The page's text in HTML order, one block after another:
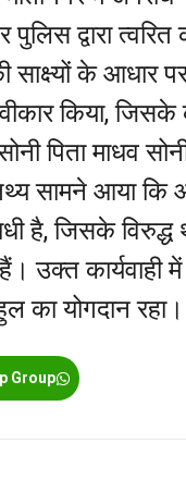
द्वारा त्वरित
के आधार
किया,
पिता माधव सोनी
सामने आया कि
जिसके विरुद्ध
उक्त कार्यवाही
का योगदान रहा।
Group